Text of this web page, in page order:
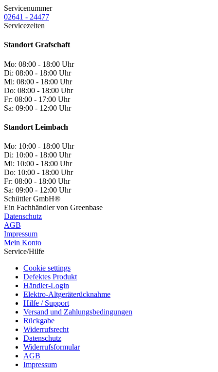
Servicenummer
02641 - 24477
Servicezeiten
Standort Grafschaft
Mo: 08:00 - 18:00 Uhr
Di: 08:00 - 18:00 Uhr
Mi: 08:00 - 18:00 Uhr
Do: 08:00 - 18:00 Uhr
Fr: 08:00 - 17:00 Uhr
Sa: 09:00 - 12:00 Uhr
Standort Leimbach
Mo: 10:00 - 18:00 Uhr
Di: 10:00 - 18:00 Uhr
Mi: 10:00 - 18:00 Uhr
Do: 10:00 - 18:00 Uhr
Fr: 08:00 - 18:00 Uhr
Sa: 09:00 - 12:00 Uhr
Schüttler GmbH®
Ein Fachhändler von Greenbase
Datenschutz
AGB
Impressum
Mein Konto
Service/Hilfe
Cookie settings
Defektes Produkt
Händler-Login
Elektro-Altgeräterücknahme
Hilfe / Support
Versand und Zahlungsbedingungen
Rückgabe
Widerrufsrecht
Datenschutz
Widerrufsformular
AGB
Impressum